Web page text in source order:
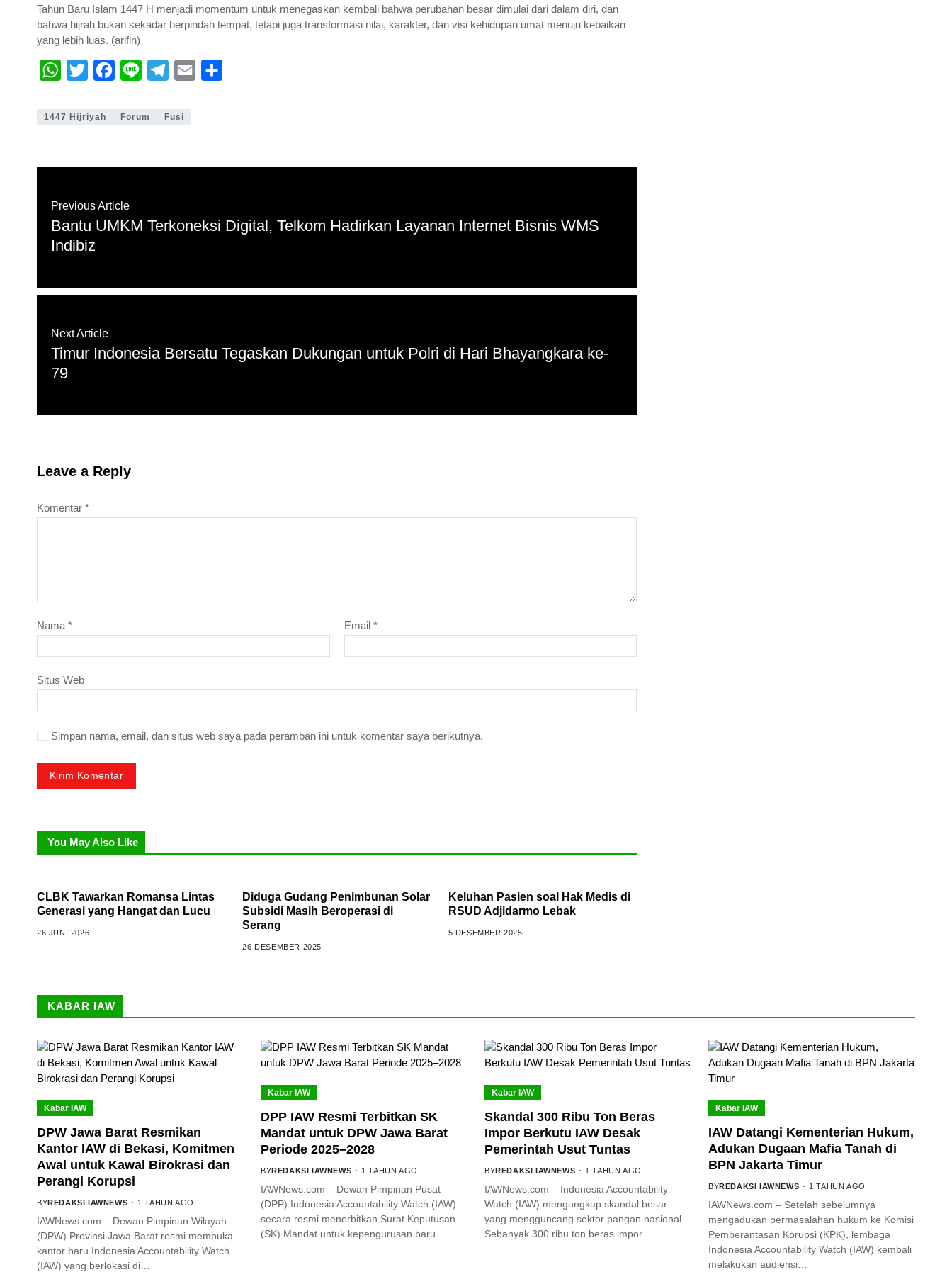
Tahun Baru Islam 1447 H menjadi momentum untuk menegaskan kembali bahwa perubahan besar dimulai dari dalam diri, dan
bahwa hijrah bukan sekadar berpindah tempat, tetapi juga transformasi nilai, karakter, dan visi kehidupan umat menuju kebaikan
yang lebih luas. (arifin)
W
a
i
k
n
l
m
1447 Hijriyah Forum Fusi
Previous Article
Bantu UMKM Terkoneksi Digital, Telkom Hadirkan Layanan Internet Bisnis WMS
Indibiz
Next Article
Timur Indonesia Bersatu Tegaskan Dukungan untuk Polri di Hari Bhayangkara ke-
79
Leave a Reply
Komentar *
Nama * Email *
Situs Web
Simpan nama, email, dan situs web saya pada peramban ini untuk komentar saya berikutnya.
You May Also Like
CLBK Tawarkan Romansa Lintas
Generasi yang Hangat dan Lucu
26 JUNI 2026
Diduga Gudang Penimbunan Solar
Subsidi Masih Beroperasi di
Serang
26 DESEMBER 2025
Keluhan Pasien soal Hak Medis di
RSUD Adjidarmo Lebak
5 DESEMBER 2025
KABAR IAW
Kabar IAW
DPW Jawa Barat Resmikan
Kantor IAW di Bekasi, Komitmen
Awal untuk Kawal Birokrasi dan
Perangi Korupsi
BYREDAKSI IAWNEWS 1 TAHUN AGO
IAWNews.com – Dewan Pimpinan Wilayah
(DPW) Provinsi Jawa Barat resmi membuka
kantor baru Indonesia Accountability Watch
(IAW) yang berlokasi di…
Kabar IAW
DPP IAW Resmi Terbitkan SK
Mandat untuk DPW Jawa Barat
Periode 2025–2028
BYREDAKSI IAWNEWS 1 TAHUN AGO
IAWNews.com – Dewan Pimpinan Pusat
(DPP) Indonesia Accountability Watch (IAW)
secara resmi menerbitkan Surat Keputusan
(SK) Mandat untuk kepengurusan baru…
Kabar IAW
Skandal 300 Ribu Ton Beras
Impor Berkutu IAW Desak
Pemerintah Usut Tuntas
BYREDAKSI IAWNEWS 1 TAHUN AGO
IAWNews.com – Indonesia Accountability
Watch (IAW) mengungkap skandal besar
yang mengguncang sektor pangan nasional.
Sebanyak 300 ribu ton beras impor…
Kabar IAW
IAW Datangi Kementerian Hukum,
Adukan Dugaan Mafia Tanah di
BPN Jakarta Timur
BYREDAKSI IAWNEWS 1 TAHUN AGO
IAWNews.com – Setelah sebelumnya
mengadukan permasalahan hukum ke Komisi
Pemberantasan Korupsi (KPK), lembaga
Indonesia Accountability Watch (IAW) kembali
melakukan audiensi…